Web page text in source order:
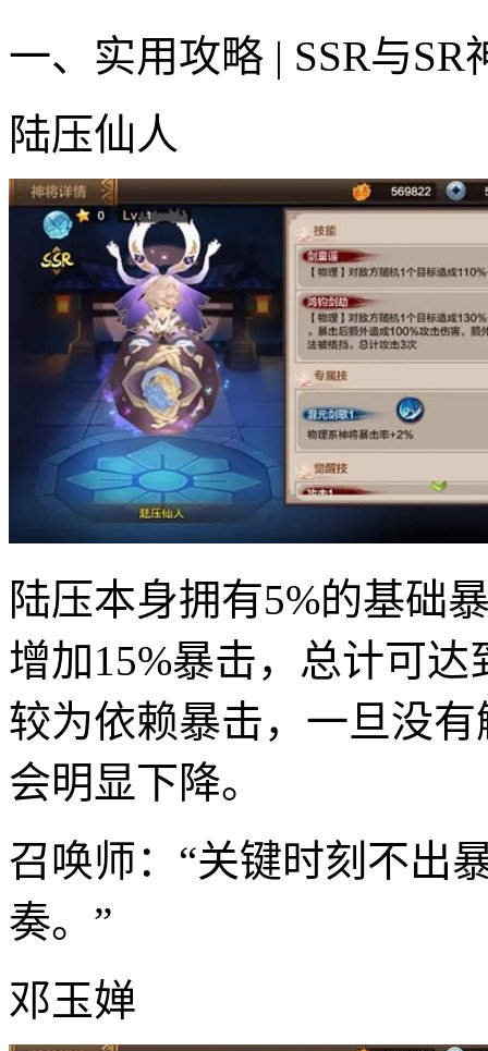
一、实用攻略 | SSR与
陆压仙人
陆压本身拥有5%的基础
增加15%暴击，总计可
较为依赖暴击，一旦没
会明显下降。
召唤师：“关键时刻不出
奏。”
邓玉婵